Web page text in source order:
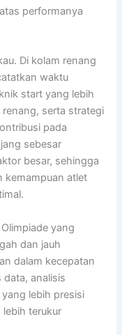
performanya
Di kolam renang
waktu
start yang lebih
serta strategi
pada
sebesar
besar, sehingga
kemampuan atlet
yang
dan jauh
dalam kecepatan
data, analisis
lebih presisi
terukur